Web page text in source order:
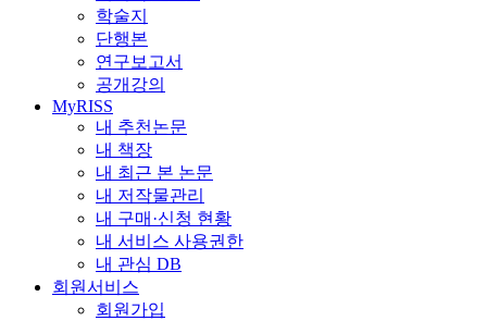
학술지
단행본
연구보고서
공개강의
MyRISS
내 추천논문
내 책장
내 최근 본 논문
내 저작물관리
내 구매·신청 현황
내 서비스 사용권한
내 관심 DB
회원서비스
회원가입